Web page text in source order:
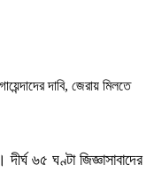
৬৫ ঘণ্টা জিজ্ঞাসাবাদের